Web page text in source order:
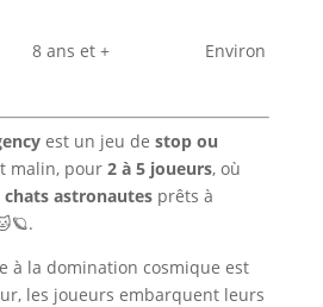
8 ans et + Environ
est un jeu de stop ou
malin, pour 2 à 5 joueurs, où
chats astronautesprêts à
à la domination cosmique est
les joueurs embarquent leurs